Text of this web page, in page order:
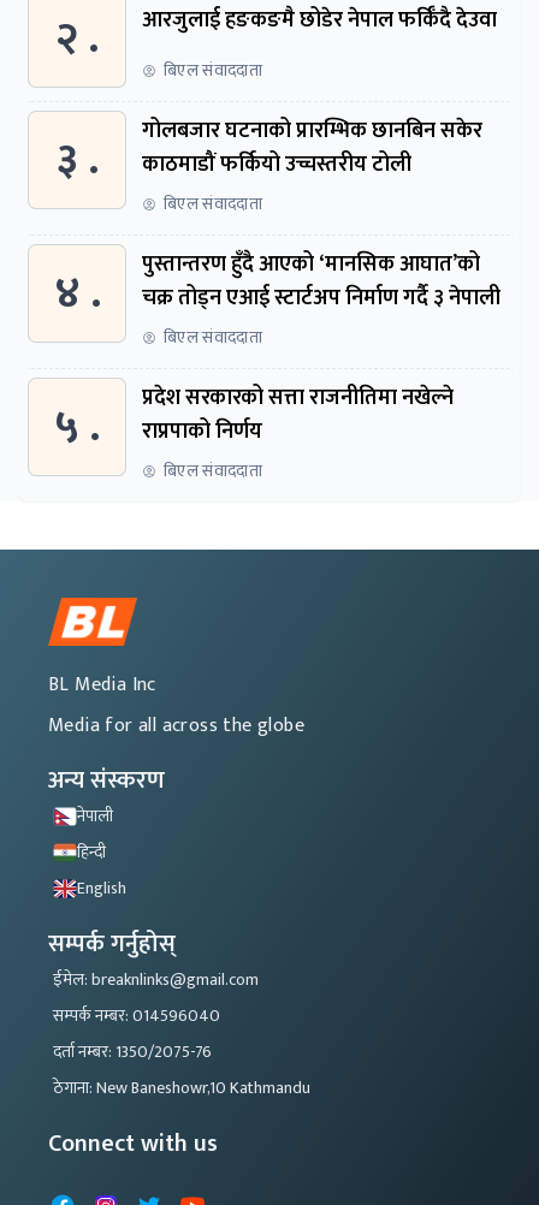
२ . आरजुलाई हङकङमै छोडेर नेपाल फर्किँदै देउवा
बिएल संवाददाता
३ .
गोलबजार घटनाको प्रारम्भिक छानबिन सकेर
काठमाडौं फर्कियो उच्चस्तरीय टोली
बिएल संवाददाता
४ .
पुस्तान्तरण हुँदै आएको ‘मानसिक आघात’को
चक्र तोड्न एआई स्टार्टअप निर्माण गर्दै ३ नेपाली
बिएल संवाददाता
५ .
प्रदेश सरकारको सत्ता राजनीतिमा नखेल्ने
राप्रपाको निर्णय
बिएल संवाददाता
BL Media Inc
Media for all across the globe
अन्य संस्करण
नेपाली
हिन्दी
English
सम्पर्क गर्नुहोस्
ईमेल: breaknlinks@gmail.com
सम्पर्क नम्बर: 014596040
दर्ता नम्बर: 1350/2075-76
ठेगाना: New Baneshowr,10 Kathmandu
Connect with us